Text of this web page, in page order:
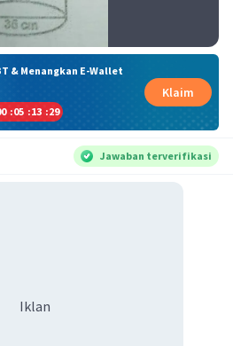
& Menangkan E-Wallet
:05 :13 :29
Klaim
Jawaban terverifikasi
Iklan